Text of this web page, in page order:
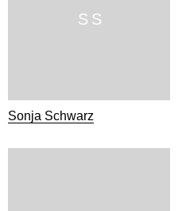
S S
Sonja Schwarz